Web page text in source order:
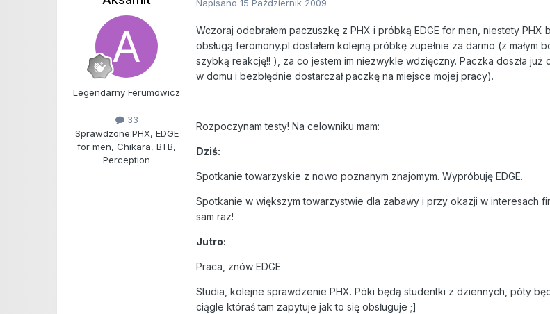
Legendarny Ferumowicz
33
Sprawdzone:PHX, EDGE
for men, Chikara, BTB,
Perception
Napisano15 Październik 2009
Wczoraj odebrałem paczuszkę z PHX i próbką EDGE for men, niestety
obsługą feromony.pl dostałem kolejną próbkę zupełnie za darmo (z
szybką reakcję!! ), za co jestem im niezwykle wdzięczny. Paczka doszła
w domu i bezbłędnie dostarczał paczkę na miejsce mojej pracy).
Rozpoczynam testy! Na celowniku mam:
Dziś:
Spotkanie towarzyskie z nowo poznanym znajomym. Wypróbuję EDGE.
Spotkanie w większym towarzystwie dla zabawy i przy okazji w interesach
sam raz!
Jutro:
Praca, znów EDGE
Studia, kolejne sprawdzenie PHX. Póki będą studentki z dziennych, póty
ciągle któraś tam zapytuje jak to się obsługuje ;]